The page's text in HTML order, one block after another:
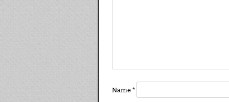
Name*